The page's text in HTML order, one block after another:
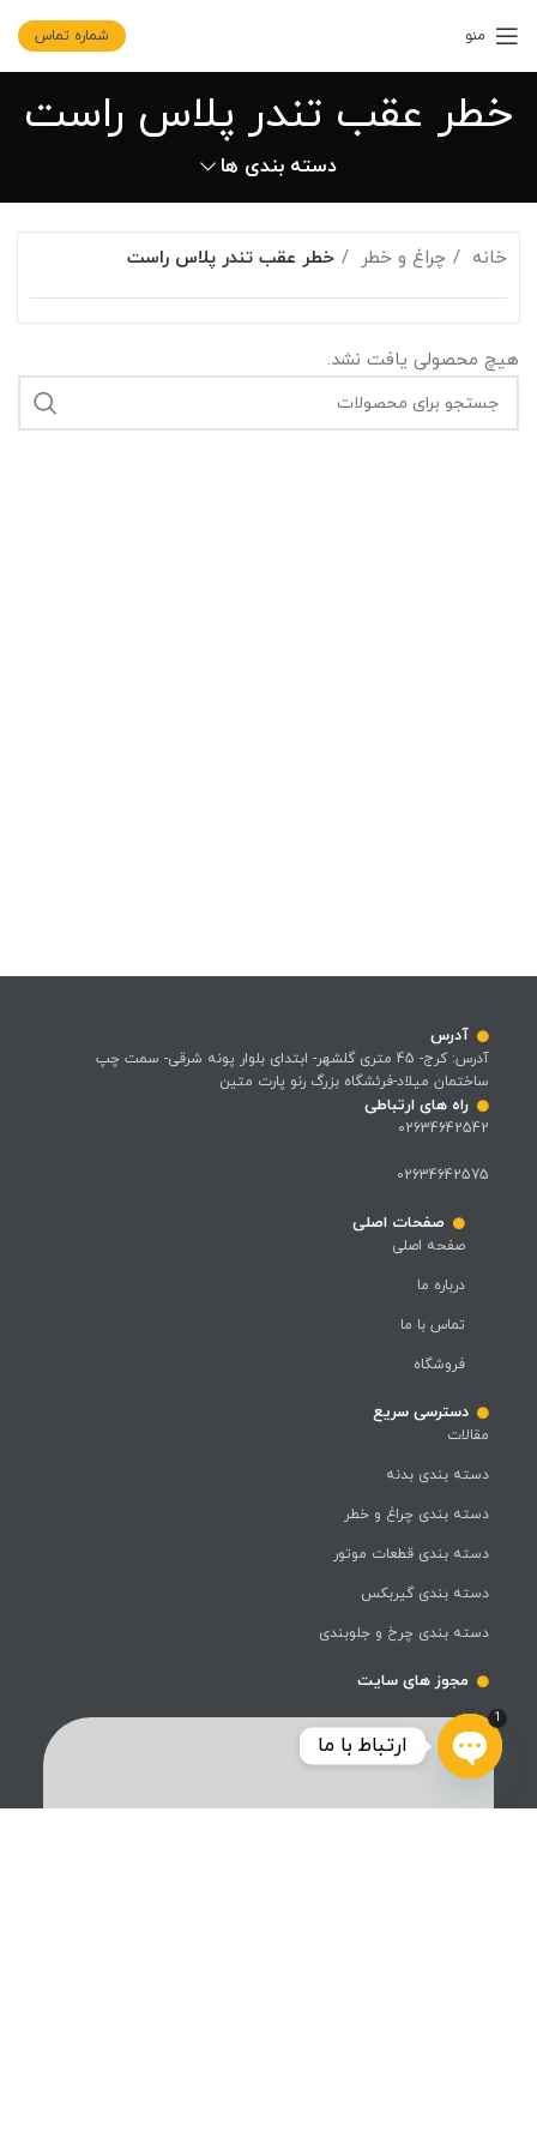
منو شماره تماس
خطر عقب تندر پلاس راست
دسته بندی ها
خانه چراغ و خطر خطر عقب تندر پلاس راست
هیچ محصولی یافت نشد.
آدرس
آدرس: کرج- 45 متری گلشهر- ابتدای بلوار پونه شرقی- سمت چپ
ساختمان میلاد-فرئشگاه بزرگ رنو پارت متین
راه های ارتباطی
02634642542
02634642575
صفحات اصلی
صفحه اصلی
درباره ما
تماس با ما
فروشگاه
دسترسی سریع
مقالات
دسته بندی بدنه
دسته بندی چراغ و خطر
دسته بندی قطعات موتور
دسته بندی گیربکس
دسته بندی چرخ و جلوبندی
مجوز های سایت
ارتباط با ما
1